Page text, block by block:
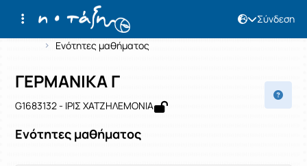
Σύνδεση
Αρχική Σελίδα
Ενότητες μαθήματος
Μάθημα : ΓΕΡΜΑΝΙΚΑ Γ
Κωδικός : G1683132
ΓΕΡΜΑΝΙΚΑ Γ
G1683132 - ΙΡΙΣ ΧΑΤΖΗΛΕΜΟΝΙΑ
Ενότητες μαθήματος